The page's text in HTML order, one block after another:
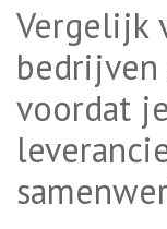
Vergelijk
voordat